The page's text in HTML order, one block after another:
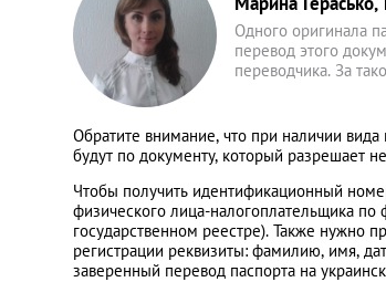
Одного оригинала
перевод этого
переводчика. За
Обратите внимание, что при наличии вида
будут по документу, который разрешает
Чтобы получить идентификационный
физического лица-налогоплательщика
государственном реестре). Также нужно
регистрации реквизиты: фамилию, имя,
заверенный перевод паспорта на